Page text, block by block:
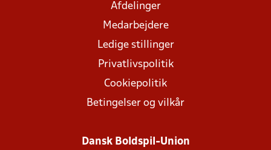
Afdelinger
Medarbejdere
Ledige stillinger
Privatlivspolitik
Cookiepolitik
Betingelser og vilkår
Dansk Boldspil-Union